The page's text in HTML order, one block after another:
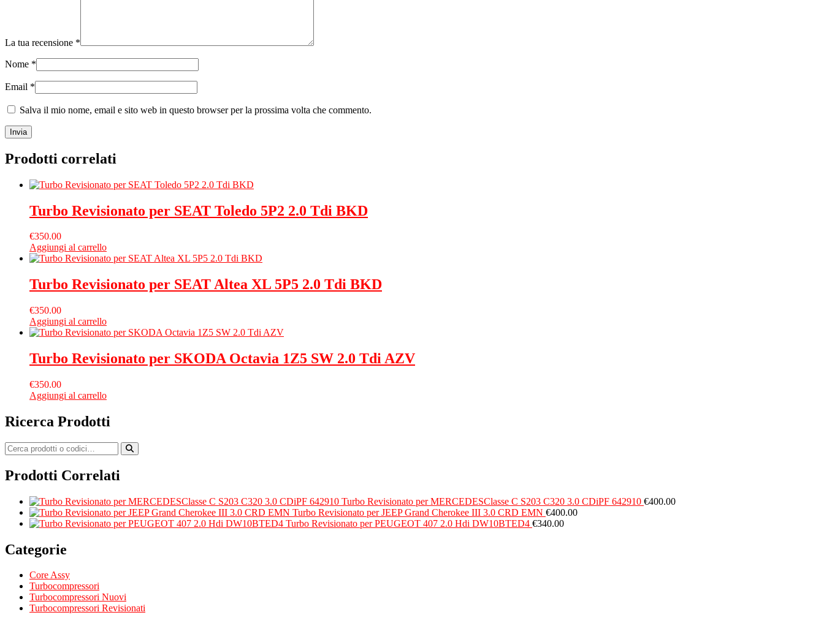
La tua recensione *
Nome *
Email *
Salva il mio nome, email e sito web in questo browser per la prossima volta che commento.
Prodotti correlati
Turbo Revisionato per SEAT Toledo 5P2 2.0 Tdi BKD
€350.00
Aggiungi al carrello
Turbo Revisionato per SEAT Altea XL 5P5 2.0 Tdi BKD
€350.00
Aggiungi al carrello
Turbo Revisionato per SKODA Octavia 1Z5 SW 2.0 Tdi AZV
€350.00
Aggiungi al carrello
Ricerca Prodotti
Prodotti Correlati
Turbo Revisionato per MERCEDESClasse C S203 C320 3.0 CDiPF 642910 €400.00
Turbo Revisionato per JEEP Grand Cherokee III 3.0 CRD EMN €400.00
Turbo Revisionato per PEUGEOT 407 2.0 Hdi DW10BTED4 €340.00
Categorie
Core Assy
Turbocompressori
Turbocompressori Nuovi
Turbocompressori Revisionati